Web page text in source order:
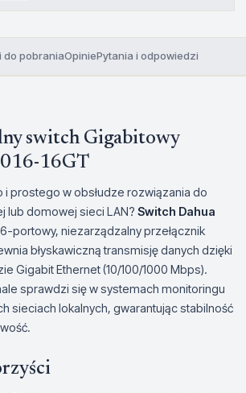
do pobraniaOpiniePytania i odpowiedzi
switch Gigabitowy
16GT
i prostego w obsłudze rozwiązania do
lub domowej sieci LAN? Switch Dahua
portowy, niezarządzalny przełącznik
błyskawiczną transmisję danych dzięki
Gigabit Ethernet (10/100/1000 Mbps).
sprawdzi się w systemach monitoringu
sieciach lokalnych, gwarantując stabilność